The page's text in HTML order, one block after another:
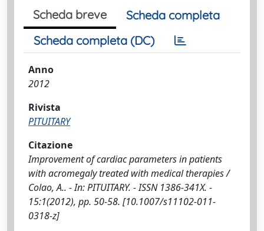
Scheda breve
Scheda completa
Scheda completa (DC)
Anno
2012
Rivista
PITUITARY
Citazione
Improvement of cardiac parameters in patients
with acromegaly treated with medical therapies /
Colao, A.. - In: PITUITARY. - ISSN 1386-341X. -
15:1(2012), pp. 50-58. [10.1007/s11102-011-
0318-z]